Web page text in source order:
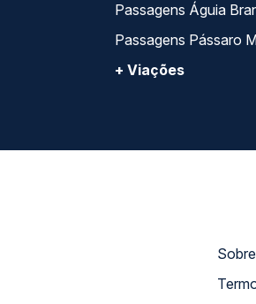
Passagens Águia
Passagens Pássaro
+ Viações